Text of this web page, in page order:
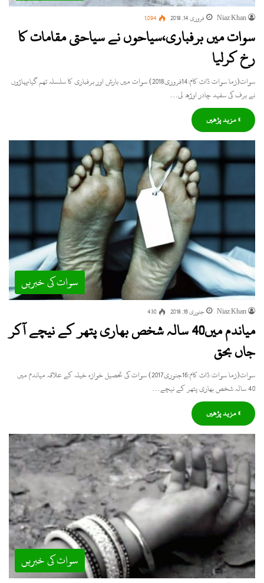
Niaz Khan فروری 14, 2018 1,094
سوات میں برفباری،سیاحوں نے سیاحتی مقامات کا
رخ کرلیا
سوات(زما سوات ڈاٹ کام:14فروری2018) سوات میں بارش اور برفباری کا سلسلہ تھم گیا،پہاڑوں
نے برف کی سفید چادر اوڑھ لی…
» مزید پڑھیں
سوات کی خبریں
Niaz Khan جنوری 16, 2018 430
میاندم میں40 سالہ شخص بھاری پتھر کے نیچے آکر
جاں بحق
سوات(زما سوات ڈاٹ کام:16جنوری2017) سوات کی تحصیل خوازہ خیلہ کے علاقہ میاندم میں
40 سالہ شخص بھاری پتھر کے نیچے…
» مزید پڑھیں
سوات کی خبریں